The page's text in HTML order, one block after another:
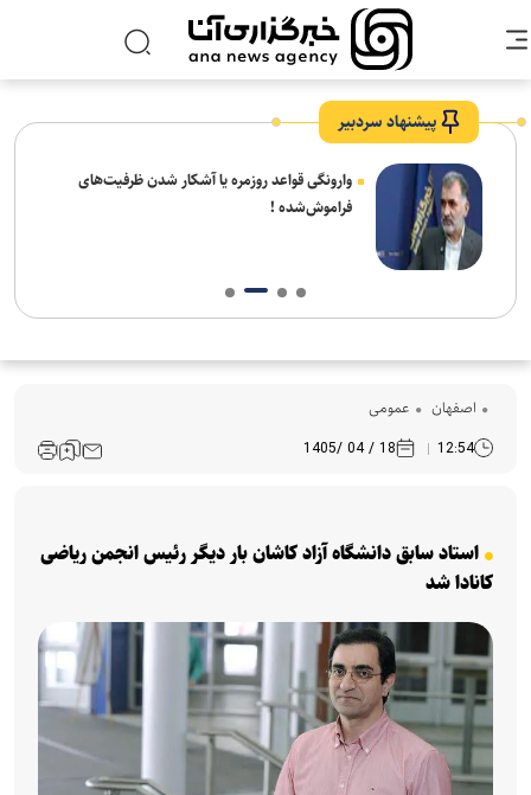
پیشنهاد سردبیر
وارونگی قواعد روزمره یا آشکار شدن ظرفیت‌های
فراموش‌شده !
اصفهان عمومی
12:54
18 / 04 /1405
استاد سابق دانشگاه آزاد کاشان بار دیگر رئیس انجمن ریاضی
کانادا شد